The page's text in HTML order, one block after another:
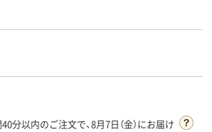
分以内のご注文で、8月7日（金）にお届け